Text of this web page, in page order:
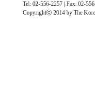
Tel: 02-556-2257 | Fax: 02-
Copyrightⓒ 2014 by The